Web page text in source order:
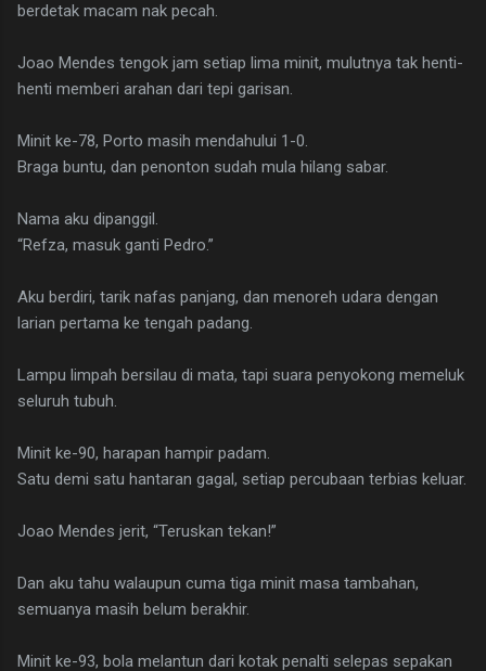
berdetak macam nak pecah.
Joao Mendes tengok jam setiap lima minit, mulutnya tak henti-
henti memberi arahan dari tepi garisan.
Minit ke-78, Porto masih mendahului 1-0.
Braga buntu, dan penonton sudah mula hilang sabar.
Nama aku dipanggil.
“Refza, masuk ganti Pedro.”
Aku berdiri, tarik nafas panjang, dan menoreh udara dengan
larian pertama ke tengah padang.
Lampu limpah bersilau di mata, tapi suara penyokong memeluk
seluruh tubuh.
Minit ke-90, harapan hampir padam.
Satu demi satu hantaran gagal, setiap percubaan terbias keluar.
Joao Mendes jerit, “Teruskan tekan!”
Dan aku tahu walaupun cuma tiga minit masa tambahan,
semuanya masih belum berakhir.
Minit ke-93, bola melantun dari kotak penalti selepas sepakan